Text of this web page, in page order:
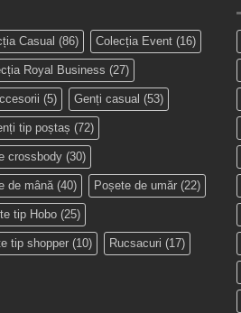
Casual (86) Colecția Event (16)
Royal Business (27)
(5) Genți casual (53)
tip poștaș (72)
crossbody (30)
de mână(40) Poșete de umăr (22)
tip Hobo (25)
tip shopper (10) Rucsacuri (17)